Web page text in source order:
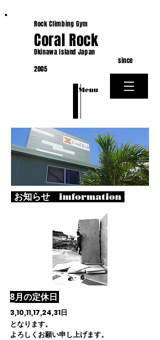
Rock Climbing Gym
Coral Rock
Okinawa Island Japan
since
2005
​Menu
お知らせ imformation
​8月の定休日
3,10,11,17,24,31日
となります。
よろしくお願い申し上げます。